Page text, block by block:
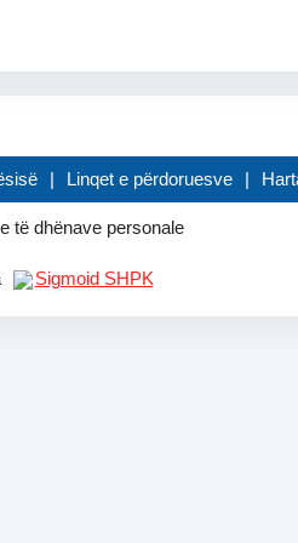
Linqet e përdoruesve
të dhënave personale
Sigmoid SHPK